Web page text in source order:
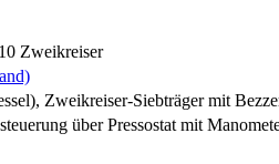
Zweikreiser
Zweikreiser-Siebträger mit
über Pressostat mit